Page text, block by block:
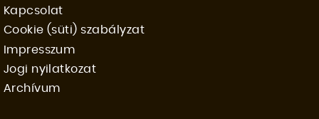
FOOTER
MENU
Kapcsolat
Cookie (süti) szabályzat
Impresszum
Jogi nyilatkozat
Archívum